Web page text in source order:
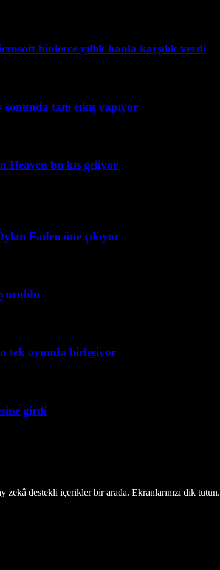
binlerce yıllık banla karşılık verdi
tam çıkış yapıyor
Heaven bu kış geliyor
Faden öne çıkıyor
tek oyunda birleşiyor
girdi
destekli içerikler bir arada. Ekranlarınızı dik tutun.